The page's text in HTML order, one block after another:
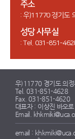
주소
: 우)11770 경기도
성당 사무실
: Tel. 031-851-
우)11770 경기도 의
Tel. 031-851-4628
Fax. 031-851-4620
대표자 : 이상진 바오
Email.
email :